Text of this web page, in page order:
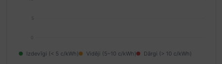
0
5
Izdevīgi (< 5 c/kWh) Vidēji (5–10 c/kWh) Dārgi (> 10 c/kWh)